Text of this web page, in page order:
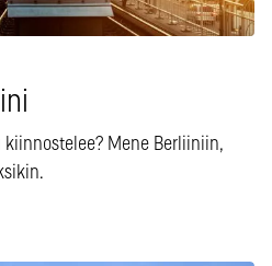
kiinnostelee? Mene Berliiniin,